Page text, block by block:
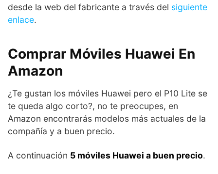
desde la web del fabricante a través del siguiente
enlace.
Comprar Móviles Huawei En
Amazon
¿Te gustan los móviles Huawei pero el P10 Lite se
te queda algo corto?, no te preocupes, en
Amazon encontrarás modelos más actuales de la
compañía y a buen precio.
A continuación 5 móviles Huawei a buen precio.